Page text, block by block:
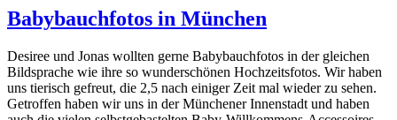
Babybauchfotos in München
Desiree und Jonas wollten gerne Babybauchfotos in der gleichen
Bildsprache wie ihre so wunderschönen Hochzeitsfotos. Wir haben
uns tierisch gefreut, die 2,5 nach einiger Zeit mal wieder zu sehen.
Getroffen haben wir uns in der Münchener Innenstadt und haben